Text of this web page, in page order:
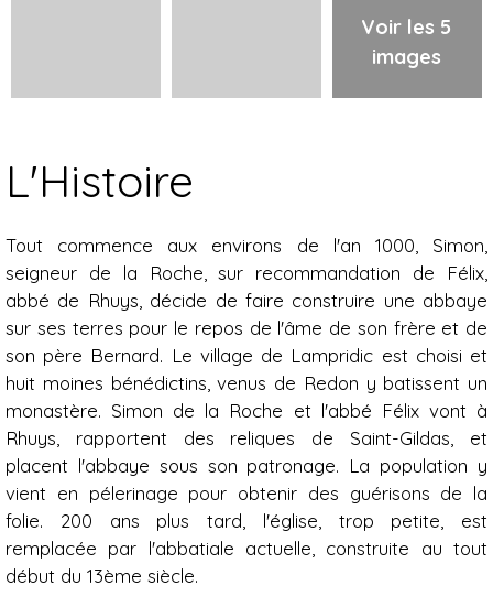
Voir les 5
images
L'Histoire
Tout commence aux environs de l'an 1000, Simon,
seigneur de la Roche, sur recommandation de Félix,
abbé de Rhuys, décide de faire construire une abbaye
sur ses terres pour le repos de l'âme de son frère et de
son père Bernard. Le village de Lampridic est choisi et
huit moines bénédictins, venus de Redon y batissent un
monastère. Simon de la Roche et l'abbé Félix vont à
Rhuys, rapportent des reliques de Saint-Gildas, et
placent l'abbaye sous son patronage. La population y
vient en pélerinage pour obtenir des guérisons de la
folie. 200 ans plus tard, l'église, trop petite, est
remplacée par l'abbatiale actuelle, construite au tout
début du 13ème siècle.